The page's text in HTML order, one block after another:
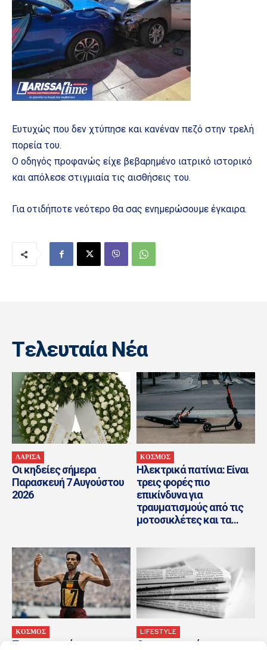
Ευτυχώς που δεν χτύπησε και κανέναν πεζό στην τρελή
πορεία του.
Ο οδηγός προφανώς είχε βεβαρημένο ιατρικό ιστορικό
και απόλεσε στιγμιαία τις αισθήσεις του.
Για οτιδήποτε νεότερο θα σας ενημερώσουμε έγκαιρα.
Tελευταία Nέα
ΛΑΡΙΣΑ
Οι κηδείες σήμερα
Παρασκευή 7 Αυγούστου
2026
ΚΟΣΜΟΣ
Ηλεκτρικά πατίνια: Είναι
τρεις φορές πιο
επικίνδυνα για
τραυματισμούς από τις
μοτοσικλέτες και τα...
ΚΟΣΜΟΣ
Τα σημαντικότερα
LIFESTYLE
Οι οικονομικές